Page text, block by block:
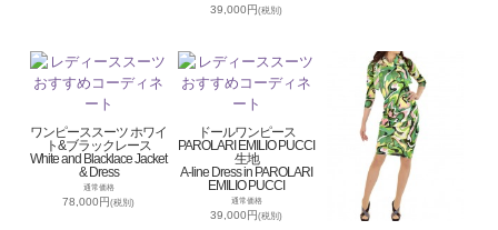
39,000円(税別)
ワンピーススーツ ホワイ
ト&ブラックレース
White and Blacklace Jacket
& Dress
通常価格
78,000円(税別)
ドールワンピース
PAROLARI EMILIO PUCCI
生地
A-line Dress in PAROLARI
EMILIO PUCCI
通常価格
39,000円(税別)